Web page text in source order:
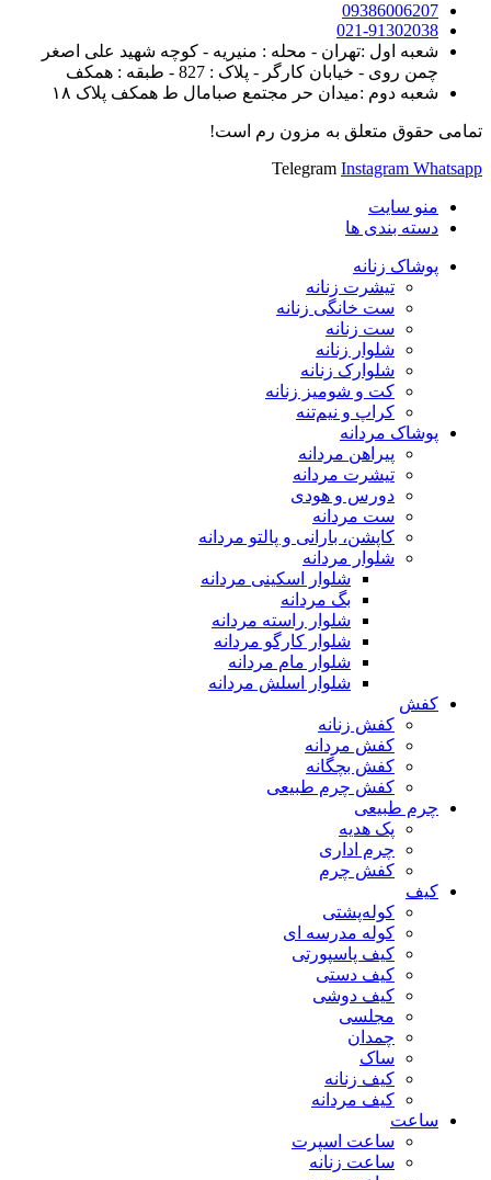
09386006207
021-91302038
شعبه اول :تهران - محله : منیریه - کوچه شهید علی اصغر
چمن روی - خیابان کارگر - پلاک : 827 - طبقه : همکف
شعبه دوم :میدان حر مجتمع صبامال ط همکف پلاک ۱۸
تمامی حقوق متعلق به مزون رم است!
Telegram Instagram Whatsapp
منو سایت
دسته بندی ها
پوشاک زنانه
تیشرت زنانه
ست خانگی زنانه
ست زنانه
شلوار زنانه
شلوارک زنانه
کت و شومیز زنانه
کراپ و نیم‌تنه
پوشاک مردانه
پیراهن مردانه
تیشرت مردانه
دورس و هودی
ست مردانه
کاپشن، بارانی و پالتو مردانه
شلوار مردانه
شلوار اسکینی مردانه
بگ مردانه
شلوار راسته مردانه
شلوار کارگو مردانه
شلوار مام مردانه
شلوار اسلش مردانه
کفش
کفش زنانه
کفش مردانه
کفش بچگانه
کفش چرم طبیعی
چرم طبیعی
پک هدیه
چرم اداری
کفش چرم
کیف
کوله‌پشتی
کوله مدرسه ای
کیف پاسپورتی
کیف دستی
کیف دوشی
مجلسی
چمدان
ساک
کیف زنانه
کیف مردانه
ساعت
ساعت اسپرت
ساعت زنانه